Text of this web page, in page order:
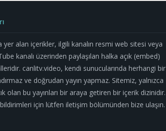
yer alan içerikler, ilgili kanalın resmi web sitesi veya
kanalı üzerinden paylaşılan halka açık (embed)
canlitv.video, kendi sunucularında herhangi bir
ve doğrudan yayın yapmaz. Sitemiz, yalnızca
olan bu yayınları bir araya getiren bir içerik dizinidir.
için lütfen iletişim bölümünden bize ulaşın.